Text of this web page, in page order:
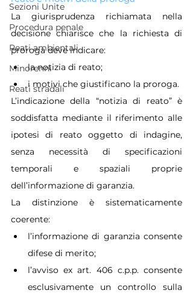
Sezioni Unite
Procedura penale
Reati ambientali
Minorenni
Reati stradali
La giurisprudenza richiamata nella
decisione chiarisce che la richiesta di
proroga deve indicare:
la notizia di reato;
i motivi che giustificano la proroga.
L’indicazione della “notizia di reato” è
soddisfatta mediante il riferimento alle
ipotesi di reato oggetto di indagine,
senza necessità di specificazioni
temporali e spaziali proprie
dell’informazione di garanzia.
La distinzione è sistematicamente
coerente:
l’informazione di garanzia consente
difese di merito;
l’avviso ex art. 406 c.p.p. consente
esclusivamente un controllo sulla